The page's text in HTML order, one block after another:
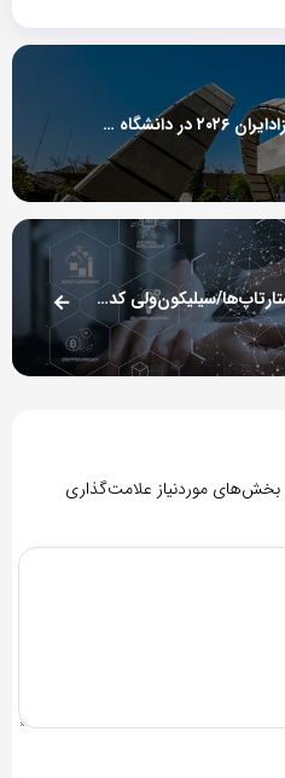
برگزاری فیراکاپ آزادایران ۲۰۲۶ در دانشگاه صنعتی امیرکبیر
۳ لایه پنهان تسلیحاتی‌سازی استارتاپ‌ها/سیلیکون‌ولی کدهای مرگ می‌نویسد؟
بخش‌های موردنیاز علامت‌گذاری